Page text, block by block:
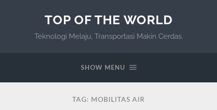
TOP OF THE WORLD
Teknologi Melaju, Transportasi Makin Cerdas.
SHOW MENU
TAG: MOBILITAS AIR